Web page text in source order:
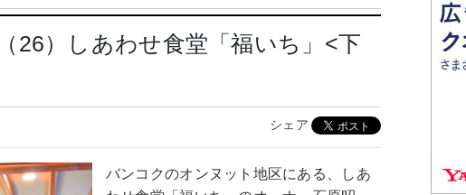
26）しあわせ食堂「福いち」<下
シェア
バンコクのオンヌット地区にある、しあ